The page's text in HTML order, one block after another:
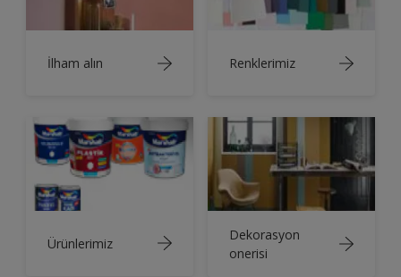
İlham alın Renklerimiz
Ürünlerimiz
Dekorasyon
onerisi